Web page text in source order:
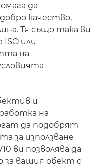
да
качество,
Тя също така ви
ISO или
на
и
на
да подобрят
за използване
ви позволява да
вашия обект с